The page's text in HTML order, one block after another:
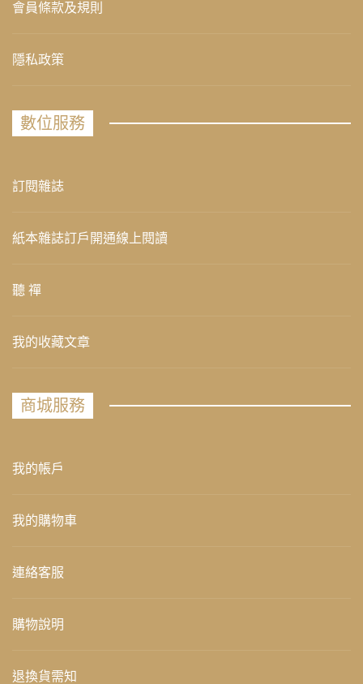
會員條款及規則
隱私政策
數位服務
訂閱雜誌
紙本雜誌訂戶開通線上閱讀
聽 禪
我的收藏文章
商城服務
我的帳戶
我的購物車
連絡客服
購物說明
退換貨需知